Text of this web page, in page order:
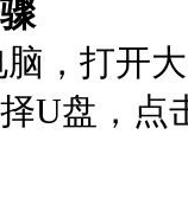
，打开
U盘，点